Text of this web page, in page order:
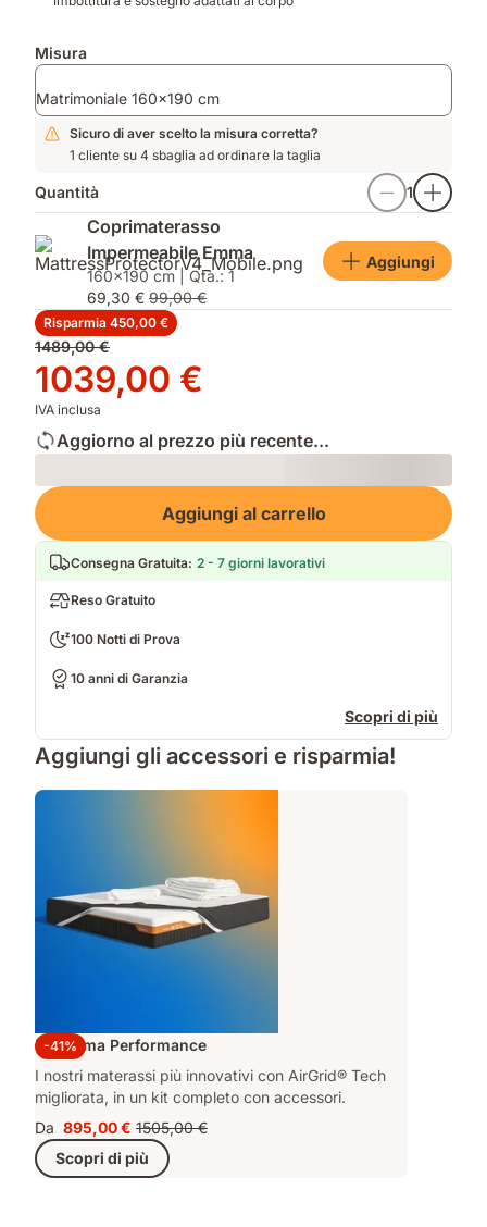
Misura
Matrimoniale 160x190 cm
Sicuro di aver scelto la misura corretta?
1 cliente su 4 sbaglia ad ordinare la taglia
Quantità 1
Coprimaterasso
Impermeabile Emma
160x190 cm | Qtà.: 1
69,30 € 99,00 €
Aggiungi
Risparmia 450,00 €
Prezzo
originale
1489,00 €
1489,00 €
Prezzo
1039,00 €
1039,00 €
IVA inclusa
Aggiorno al prezzo più recente...
Loading
Aggiungi al carrello
Consegna Gratuita: 2 - 7 giorni lavorativi
Reso Gratuito
100 Notti di Prova
10 anni di Garanzia
Scopri di più
Aggiungi gli accessori e risparmia!
-41%
Kit Emma Performance
I nostri materassi più innovativi con AirGrid® Tech
migliorata, in un kit completo con accessori.
Da Prezzo
895,00 €
895,00 € Prezzo
originale
1505,00 €
1505,00 €
Scopri di più